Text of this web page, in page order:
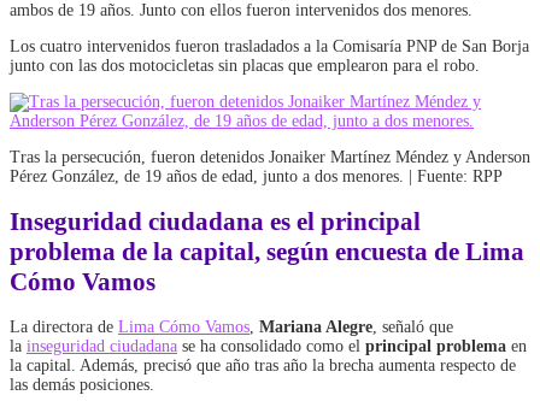
ambos de 19 años. Junto con ellos fueron intervenidos dos menores.
Los cuatro intervenidos fueron trasladados a la Comisaría PNP de San Borja
junto con las dos motocicletas sin placas que emplearon para el robo.
Tras la persecución, fueron detenidos Jonaiker Martínez Méndez y Anderson
Pérez González, de 19 años de edad, junto a dos menores. | Fuente: RPP
Inseguridad ciudadana es el principal
problema de la capital, según encuesta de Lima
Cómo Vamos
La directora de Lima Cómo Vamos, Mariana Alegre, señaló que
la inseguridad ciudadana se ha consolidado como el principal problema en
la capital. Además, precisó que año tras año la brecha aumenta respecto de
las demás posiciones.